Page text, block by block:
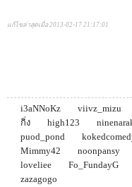
แก้ไขล่าสุดเมื่อ 2013-02-17 21:17:01
i3aNNoKz viivz_mizu
กิ่ง
high123
puod_pond
Mimmy42
noonpansy
loveliee
Fo_FundayG
zazagogo